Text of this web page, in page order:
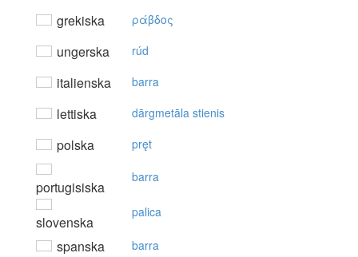
grekiska ράβδoς
ungerska rúd
italienska barra
lettiska dārgmetāla stienis
polska pręt
portugisiska
barra
slovenska
palica
spanska barra